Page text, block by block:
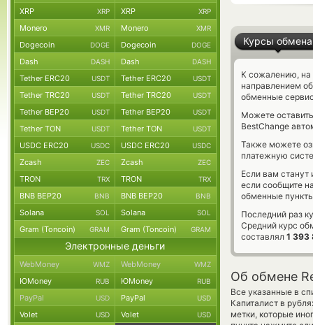
Курсы обмена
К сожалению, на
направлением
обменные
Можете
BestChange
Также можете
платежную
Если вам
если сообщите
обменные
Последний раз
Средний курс
составлял 1 393
Об обмене
Все указанные в
Капиталист в
метки, которые
XRP XRP XRP XRP
Monero XMR Monero XMR
Dogecoin DOGE Dogecoin DOGE
Dash DASH Dash DASH
Tether ERC20 USDT Tether ERC20 USDT
Tether TRC20 USDT Tether TRC20 USDT
Tether BEP20 USDT Tether BEP20 USDT
Tether TON USDT Tether TON USDT
USDC ERC20 USDC USDC ERC20 USDC
Zcash ZEC Zcash ZEC
TRON TRX TRON TRX
BNB BEP20 BNB BNB BEP20 BNB
Solana SOL Solana SOL
Gram (Toncoin) GRAM Gram (Toncoin) GRAM
Электронные деньги
WebMoney WMZ WebMoney WMZ
ЮMoney RUB ЮMoney RUB
PayPal USD PayPal USD
Volet USD Volet USD